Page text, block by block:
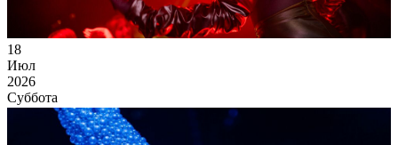
18
Июл
2026
Суббота
Flower rave
19 507
13